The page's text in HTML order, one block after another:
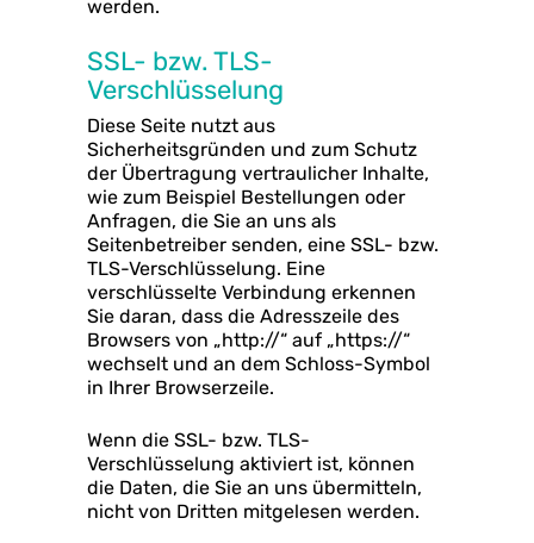
werden.
SSL- bzw. TLS-
Verschlüsselung
Diese Seite nutzt aus
Sicherheitsgründen und zum Schutz
der Übertragung vertraulicher Inhalte,
wie zum Beispiel Bestellungen oder
Anfragen, die Sie an uns als
Seitenbetreiber senden, eine SSL- bzw.
TLS-Verschlüsselung. Eine
verschlüsselte Verbindung erkennen
Sie daran, dass die Adresszeile des
Browsers von „http://“ auf „https://“
wechselt und an dem Schloss-Symbol
in Ihrer Browserzeile.
Wenn die SSL- bzw. TLS-
Verschlüsselung aktiviert ist, können
die Daten, die Sie an uns übermitteln,
nicht von Dritten mitgelesen werden.